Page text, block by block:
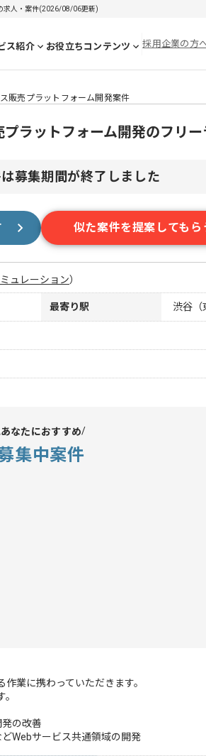
求人・案件(2026/08/06更新)
ス紹介 お役立ちコンテンツ 採用企業の方
販売プラットフォーム開発案件
ラットフォーム開発のフリ
募集期間が終了しました
似た案件を提案してもら
ュレーション）
最寄り駅 渋谷（
あなたにおすすめ
集中案件
業に携わっていただきます。
の改善
Webサービス共通領域の開発